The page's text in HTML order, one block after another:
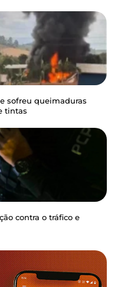
sofreu queimaduras
tintas
contra o tráfico e